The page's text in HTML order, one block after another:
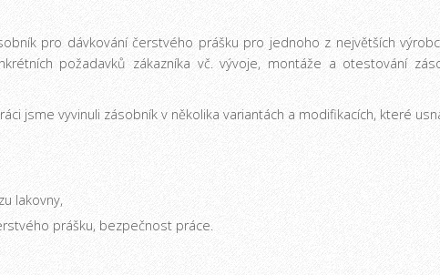
pro dávkování čerstvého prášku pro jednoho z největších
požadavků zákazníka vč. vývoje, montáže a otestování
jsme vyvinuli zásobník v několika variantách a modifikacích, které
lakovny,
prášku, bezpečnost práce.